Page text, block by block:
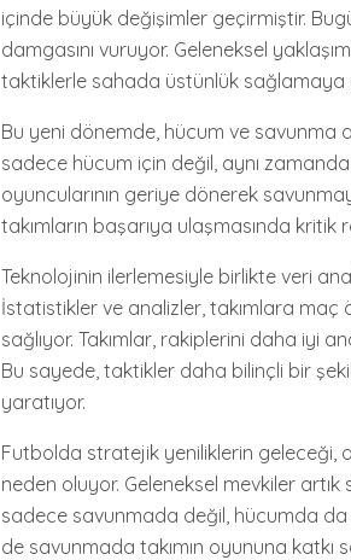
içinde büyük değişimler geçirmiştir.
damgasını vuruyor. Geleneksel
taktiklerle sahada üstünlük sağlamaya
Bu yeni dönemde, hücum ve savunma
sadece hücum için değil, aynı
oyuncularının geriye dönerek
takımların başarıya ulaşmasında kritik
Teknolojinin ilerlemesiyle birlikte veri
İstatistikler ve analizler, takımlara maç
sağlıyor. Takımlar, rakiplerini daha iyi
Bu sayede, taktikler daha bilinçli bir
yaratıyor.
Futbolda stratejik yeniliklerin geleceği,
neden oluyor. Geleneksel mevkiler artık
sadece savunmada değil, hücumda da
de savunmada takımın oyununa katkı